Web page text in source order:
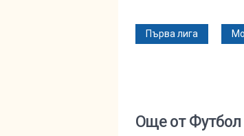
Първа лига
Още от Футбол